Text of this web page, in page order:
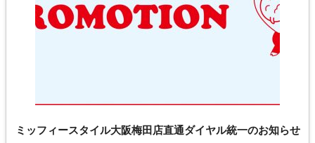
ミッフィースタイル大阪梅田店直通ダイヤル統一のお知らせ